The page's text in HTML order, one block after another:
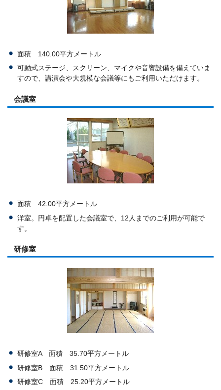
面積 140.00平方メートル
可動式ステージ、スクリーン、マイクや音響設備を備えていま
すので、講演会や大規模な会議等にもご利用いただけます。
会議室
面積 42.00平方メートル
洋室。円卓を配置した会議室で、12人までのご利用が可能で
す。
研修室
研修室A 面積 35.70平方メートル
研修室B 面積 31.50平方メートル
研修室C 面積 25.20平方メートル